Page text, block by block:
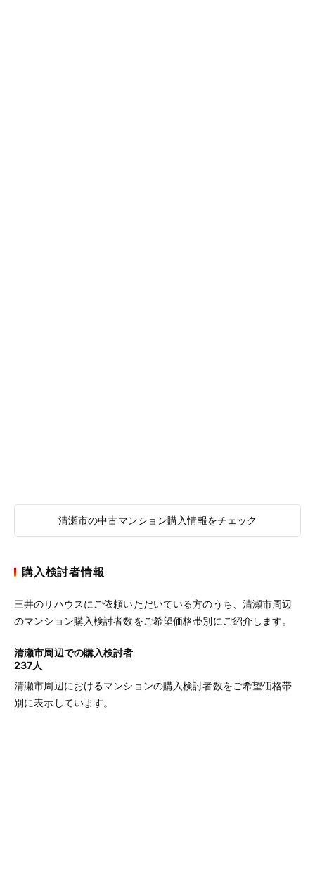
清瀬市の中古マンション購入情報をチェック
購入検討者情報
三井のリハウスにご依頼いただいている方のうち、清瀬市周辺
のマンション購入検討者数をご希望価格帯別にご紹介します。
清瀬市周辺での購入検討者
237人
清瀬市周辺におけるマンションの購入検討者数をご希望価格帯
別に表示しています。